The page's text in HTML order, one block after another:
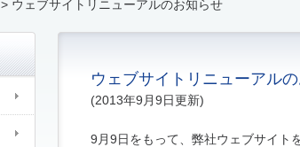
> ウェブサイトリニューアルのお知らせ
ウェブサイトリニューアル
(2013年9月9日更新)
9月9日をもって、弊社ウェブサイト